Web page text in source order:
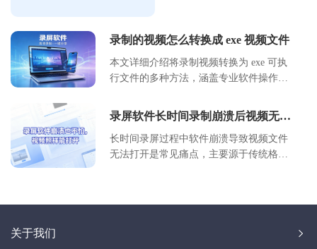
录制的视频怎么转换成 exe 视频文件
本文详细介绍将录制视频转换为 exe 可执
行文件的多种方法，涵盖专业软件操作、
不同工具的转换效率、文件体积和兼容
性，提供适用于教学演示、软件分发等场
景的实用指南。包含具体参数设置、操作
步骤及注意事项，帮助用户高效完成视频
录屏软件长时间录制崩溃后视频无法
打开？MKV 实时格式修复教程
长时间录屏过程中软件崩溃导致视频文件
无法打开是常见痛点，主要源于传统格式
关于我们